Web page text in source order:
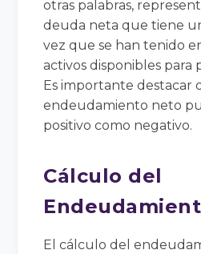
otras palabras,
deuda neta que tiene
vez que se han tenido
activos disponibles para
Es importante destacar
endeudamiento neto
positivo como negativo.
Cálculo del
El cálculo del